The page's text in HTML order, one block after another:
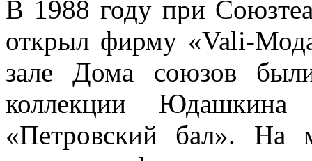
В 1988 году при
открыл фирму «Vali-
зале Дома союзов
коллекции
«Петровский бал». На